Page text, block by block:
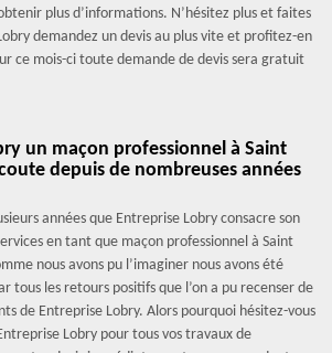
plus d’informations. N’hésitez plus et faites
demandez un devis au plus vite et profitez-en
ce mois-ci toute demande de devis sera gratuit
un maçon professionnel à Saint
depuis de nombreuses années
années que Entreprise Lobry consacre son
en tant que maçon professionnel à Saint
nous avons pu l’imaginer nous avons été
tous les retours positifs que l’on a pu recenser de
de Entreprise Lobry. Alors pourquoi hésitez-vous
Lobry pour tous vos travaux de